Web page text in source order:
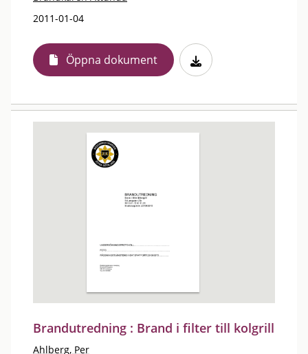
2011-01-04
Öppna dokument
Brandutredning : Brand i filter till kolgrill
Ahlberg, Per